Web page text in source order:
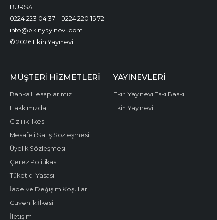
BURSA
0224 223 04 37
0224 220 16 72
info@ekinyayinevi.com
© 2026 Ekin Yayınevi
MÜŞTERI HIZMETLERI
Banka Hesaplarımız
Hakkımızda
Gizlilik İlkesi
Mesafeli Satış Sözleşmesi
Üyelik Sözleşmesi
Çerez Politikası
Tüketici Yasası
İade ve Değişim Koşulları
Güvenlik İlkesi
İletişim
YAYINEVLERI
Ekin Yayınevi Eski Baskı
Ekin Yayınevi